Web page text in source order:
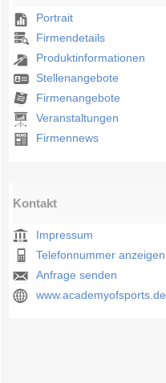
Portrait
Firmendetails
Produktinformationen
Stellenangebote
Firmenangebote
Veranstaltungen
Firmennews
Kontakt
Impressum
Telefonnummer anzeigen
Anfrage senden
www.academyofsports.de